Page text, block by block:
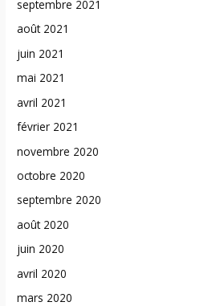
septembre 2021
août 2021
juin 2021
mai 2021
avril 2021
février 2021
novembre 2020
octobre 2020
septembre 2020
août 2020
juin 2020
avril 2020
mars 2020